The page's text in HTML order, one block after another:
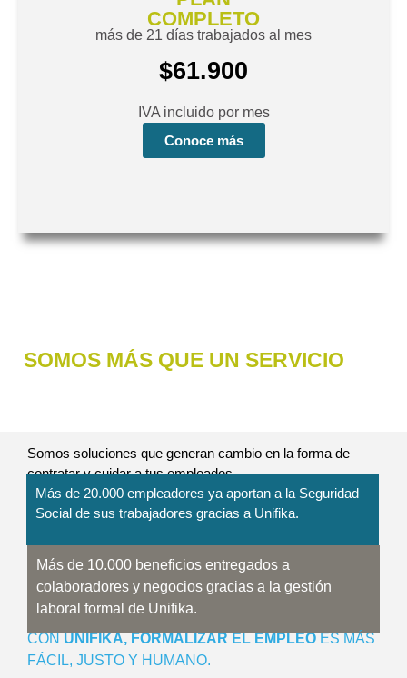
COMPLETO
más de 21 días trabajados al mes
$61.900
IVA incluido por mes
Conoce más
SOMOS MÁS QUE UN SERVICIO
Somos soluciones que generan cambio en la forma de
contratar y cuidar a tus empleados.
Más de 20.000 empleadores ya aportan a la Seguridad
Social de sus trabajadores gracias a Unifika.
Más de 10.000 beneficios entregados a
colaboradores y negocios gracias a la gestión
laboral formal de Unifika.
CONUNIFIKA, FORMALIZAR EL EMPLEOES MÁS
FÁCIL, JUSTO Y HUMANO.